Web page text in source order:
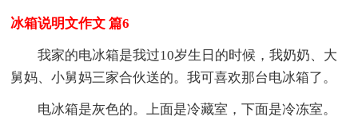
冰箱说明文作文 篇6
我家的电冰箱是我过10岁生日的时候，我奶奶、大
舅妈、小舅妈三家合伙送的。我可喜欢那台电冰箱了。
电冰箱是灰色的。上面是冷藏室，下面是冷冻室。